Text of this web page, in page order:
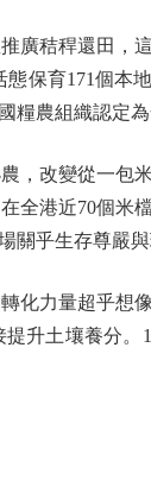
秸稈還田，
保育171個本
農組織認定為
改變從一包
全港近70個米
乎生存尊嚴與
力量超乎想
升土壤養分。